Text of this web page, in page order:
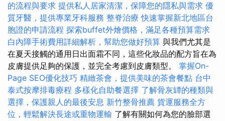
的流程與要求 提供私人居家清潔，保障您的隱私與需求 優
質牙醫，提供專業牙科服務 整脊治療 快速掌握新北地區台
胞證的申請流程 探索buffet外燴價格，滿足各種預算需求
白內障手術費用詳細解析，幫助您做好預算 與我們尤其是
在夏天接觸的通用日出面霜不同，這些化妝品的配方旨在為
皮膚提供足夠的保護，並完全考慮到皮膚類型。 掌握On-
Page SEO優化技巧 精緻茶會，提供美味的茶會餐點 台中
泰式按摩排毒療程 多樣化自助餐選擇 了解骨灰罈的種類與
選擇，保護親人的最後安息 新竹整骨推薦 貨運服務全方
位，輕鬆解決長途或重物運輸 了解有關如何為您的臉部選